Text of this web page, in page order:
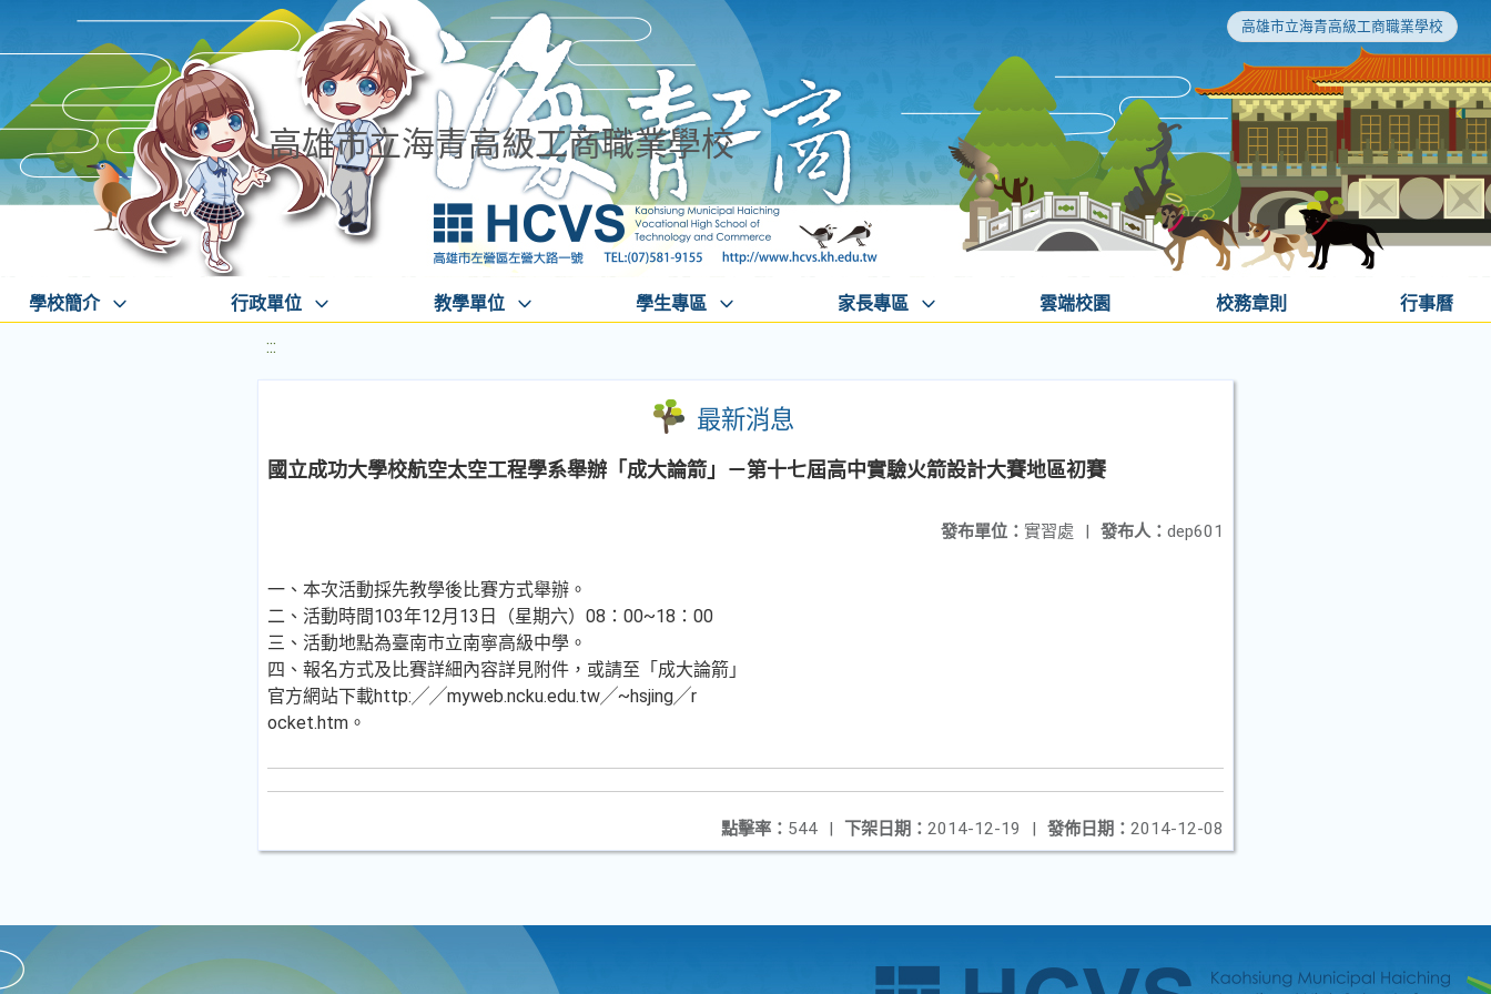
高雄市立海青高級工商職業學校
高雄市立海青高級工商職業學校
學校簡介 行政單位 教學單位 學生專區 家長專區 雲端校園 校務章則 行事曆
:::
最新消息
國立成功大學校航空太空工程學系舉辦「成大論箭」－第十七屆高中實驗火箭設計大賽地區初賽
發布人： dep601
發布單位： 實習處 |
一、本次活動採先教學後比賽方式舉辦。
二、活動時間103年12月13日（星期六）08：00~18：00
三、活動地點為臺南市立南寧高級中學。
四、報名方式及比賽詳細內容詳見附件，或請至「成大論箭」
官方網站下載http:╱╱myweb.ncku.edu.tw╱~hsjing╱r
ocket.htm。
發佈日期： 2014-12-08
下架日期： 2014-12-19 |
點擊率： 544 |